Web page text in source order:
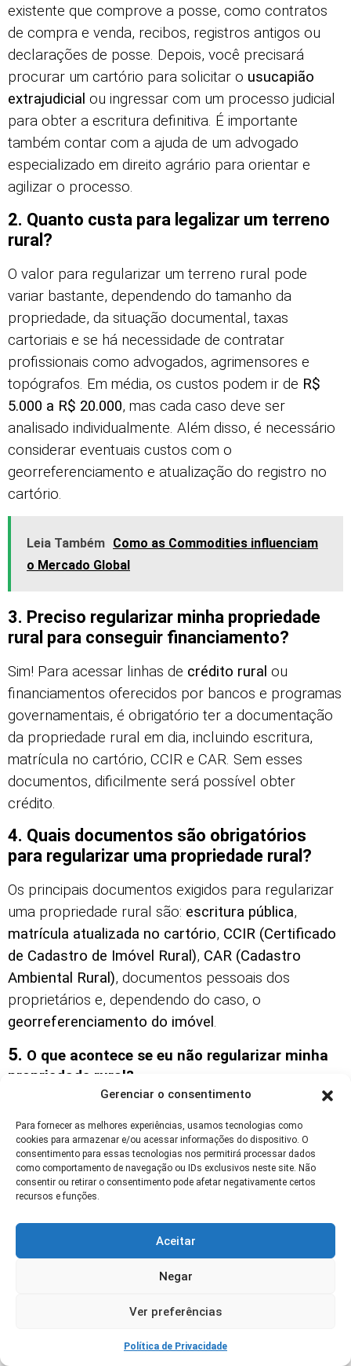
Gerenciar o consentimento
Para fornecer as melhores experiências, usamos tecnologias como
cookies para armazenar e/ou acessar informações do dispositivo. O
consentimento para essas tecnologias nos permitirá processar dados
como comportamento de navegação ou IDs exclusivos neste site. Não
consentir ou retirar o consentimento pode afetar negativamente certos
recursos e funções.
Aceitar
Negar
Ver preferências
Política de Privacidade
existente que comprove a posse, como contratos
de compra e venda, recibos, registros antigos ou
declarações de posse. Depois, você precisará
procurar um cartório para solicitar o usucapião
extrajudicial ou ingressar com um processo judicial
para obter a escritura definitiva. É importante
também contar com a ajuda de um advogado
especializado em direito agrário para orientar e
agilizar o processo.
2. Quanto custa para legalizar um terreno
rural?
O valor para regularizar um terreno rural pode
variar bastante, dependendo do tamanho da
propriedade, da situação documental, taxas
cartoriais e se há necessidade de contratar
profissionais como advogados, agrimensores e
topógrafos. Em média, os custos podem ir de R$
5.000 a R$ 20.000, mas cada caso deve ser
analisado individualmente. Além disso, é necessário
considerar eventuais custos com o
georreferenciamento e atualização do registro no
cartório.
Leia Também Como as Commodities influenciam
o Mercado Global
3. Preciso regularizar minha propriedade
rural para conseguir financiamento?
Sim! Para acessar linhas de crédito rural ou
financiamentos oferecidos por bancos e programas
governamentais, é obrigatório ter a documentação
da propriedade rural em dia, incluindo escritura,
matrícula no cartório, CCIR e CAR. Sem esses
documentos, dificilmente será possível obter
crédito.
4. Quais documentos são obrigatórios
para regularizar uma propriedade rural?
Os principais documentos exigidos para regularizar
uma propriedade rural são: escritura pública,
matrícula atualizada no cartório, CCIR (Certificado
de Cadastro de Imóvel Rural), CAR (Cadastro
Ambiental Rural), documentos pessoais dos
proprietários e, dependendo do caso, o
georreferenciamento do imóvel .
5. O que acontece se eu não regularizar minha
propriedade rural?
série de problemas: dificuldade para vender ou
financiar o imóvel, risco de disputas judiciais, multas
ambientais e impossibilidade de acessar créditos e
benefícios do governo. Além disso, seu imóvel pode
sofrer desvalorização no mercado.
6.
O tempo pode variar bastante, dependendo da
dos documentos. Em média, o processo pode levar